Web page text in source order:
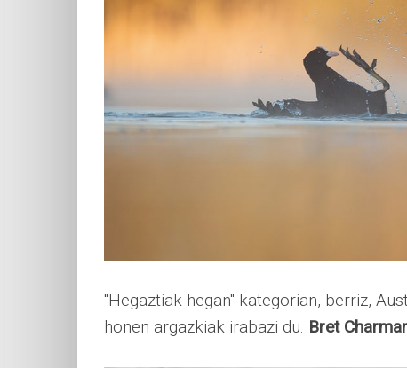
"Hegaztiak hegan" kategorian, berriz,
honen argazkiak irabazi du. Bret